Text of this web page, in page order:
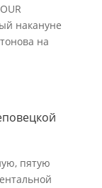
накануне
на
пятую